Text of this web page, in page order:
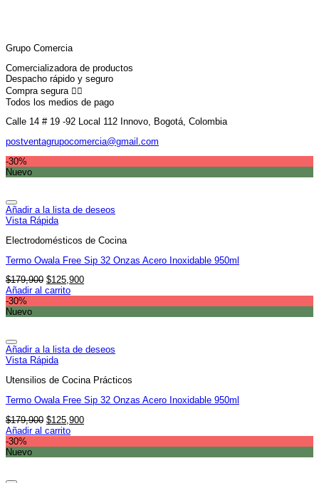
Grupo Comercia
Comercializadora de productos
Despacho rápido y seguro
Compra segura 👇🏼
Todos los medios de pago
Calle 14 # 19 -92 Local 112 Innovo, Bogotá, Colombia
postventagrupocomercia@gmail.com
-30%
Nuevo
Añadir a la lista de deseos
Vista Rápida
Electrodomésticos de Cocina
Termo Owala Free Sip 32 Onzas Acero Inoxidable 950ml
$179,900 El
precio
$125,900El
Añadir al carrito
-30%
Nuevo
Añadir a la lista de deseos
Vista Rápida
Utensilios de Cocina Prácticos
Termo Owala Free Sip 32 Onzas Acero Inoxidable 950ml
$179,900 El
precio
$125,900El
Añadir al carrito
-30%
Nuevo